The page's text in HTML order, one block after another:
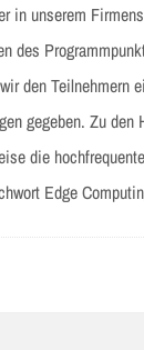
in unserem
des
den Teilnehmern
gegeben. Zu den
die
Edge